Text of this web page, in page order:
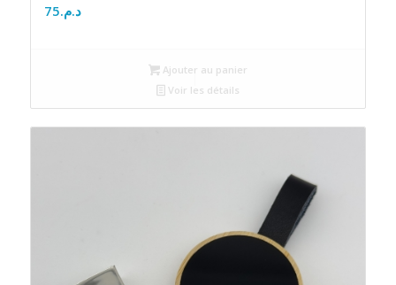
د.م.75
Ajouter au panier
Voir les détails